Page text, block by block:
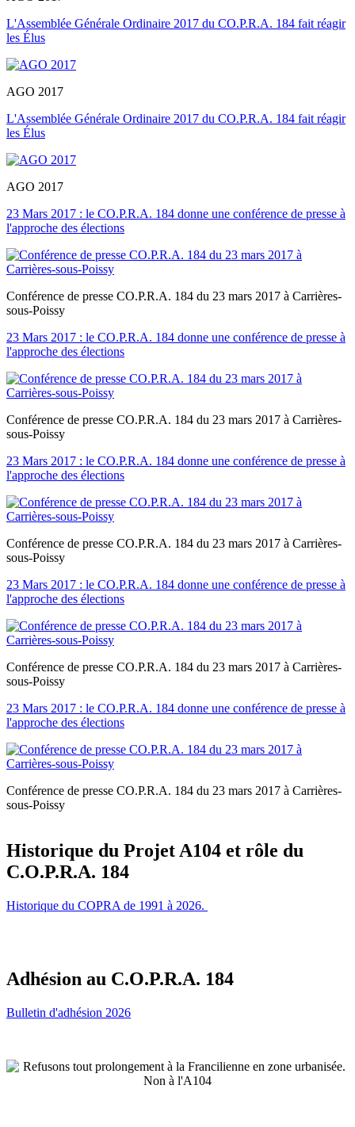
L'Assemblée Générale Ordinaire 2017 du CO.P.R.A. 184 fait réagir
les Élus
AGO 2017
L'Assemblée Générale Ordinaire 2017 du CO.P.R.A. 184 fait réagir
les Élus
AGO 2017
23 Mars 2017 : le CO.P.R.A. 184 donne une conférence de presse à
l'approche des élections
Conférence de presse CO.P.R.A. 184 du 23 mars 2017 à Carrières-
sous-Poissy
23 Mars 2017 : le CO.P.R.A. 184 donne une conférence de presse à
l'approche des élections
Conférence de presse CO.P.R.A. 184 du 23 mars 2017 à Carrières-
sous-Poissy
23 Mars 2017 : le CO.P.R.A. 184 donne une conférence de presse à
l'approche des élections
Conférence de presse CO.P.R.A. 184 du 23 mars 2017 à Carrières-
sous-Poissy
23 Mars 2017 : le CO.P.R.A. 184 donne une conférence de presse à
l'approche des élections
Conférence de presse CO.P.R.A. 184 du 23 mars 2017 à Carrières-
sous-Poissy
23 Mars 2017 : le CO.P.R.A. 184 donne une conférence de presse à
l'approche des élections
Conférence de presse CO.P.R.A. 184 du 23 mars 2017 à Carrières-
sous-Poissy
Historique du Projet A104 et rôle du
C.O.P.R.A. 184
Historique du COPRA de 1991 à 2026.
Adhésion au C.O.P.R.A. 184
Bulletin d'adhésion 2026